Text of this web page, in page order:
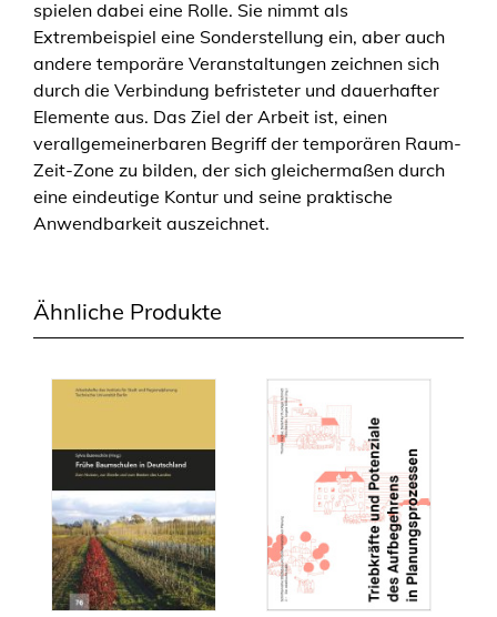
spielen dabei eine Rolle. Sie nimmt als
Extrembeispiel eine Sonderstellung ein, aber auch
andere temporäre Veranstaltungen zeichnen sich
durch die Verbindung befristeter und dauerhafter
Elemente aus. Das Ziel der Arbeit ist, einen
verallgemeinerbaren Begriff der temporären Raum-
Zeit-Zone zu bilden, der sich gleichermaßen durch
eine eindeutige Kontur und seine praktische
Anwendbarkeit auszeichnet.
Ähnliche Produkte